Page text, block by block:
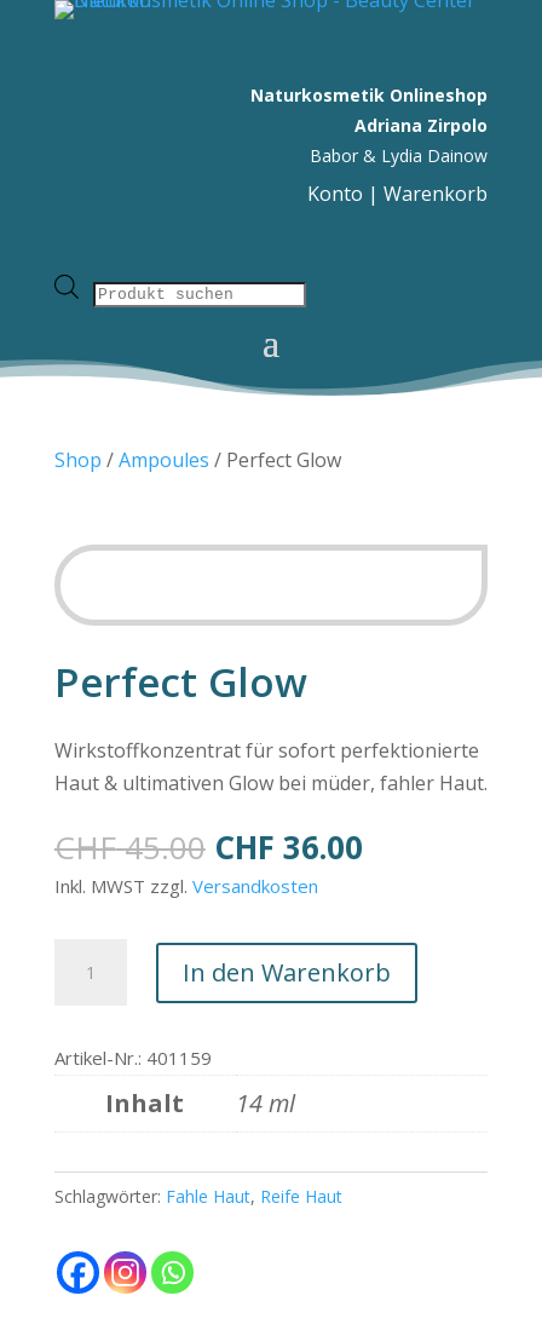
Naturkosmetik Onlineshop
Adriana Zirpolo
Babor & Lydia Dainow
Konto |Warenkorb
Products
Shop /Ampoules / Perfect Glow
Perfect Glow
Wirkstoffkonzentrat für sofort perfektionierte
Haut & ultimativen Glow bei müder, fahler Haut.
CHF45.00 Ursprünglicher
Preis
CHF 45.00
CHF 36.00Aktueller
CHF 36.00.
Inkl. MWST zzgl. Versandkosten
Glow
In den Warenkorb
Artikel-Nr.: 401159
Inhalt 14 ml
Schlagwörter: Fahle Haut, Reife Haut